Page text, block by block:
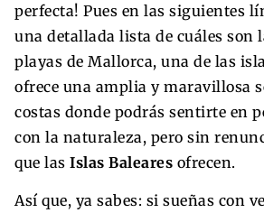
perfecta! Pues en las siguientes
una detallada lista de cuáles son
playas de Mallorca, una de las
ofrece una amplia y maravillosa
costas donde podrás sentirte en
con la naturaleza, pero sin
que las Islas Baleares ofrecen.
Así que, ya sabes: si sueñas con